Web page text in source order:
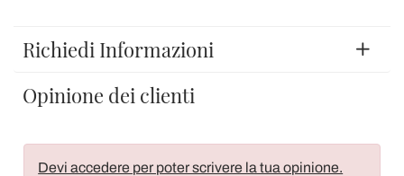
Richiedi Informazioni
Opinione dei clienti
Devi accedere per poter scrivere la tua opinione.